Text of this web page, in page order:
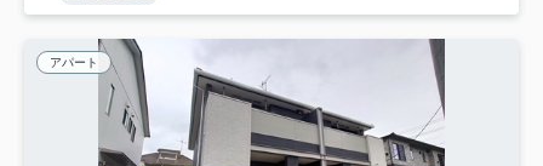
アパート